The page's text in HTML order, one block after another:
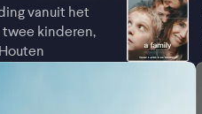
vanuit het
kinderen,